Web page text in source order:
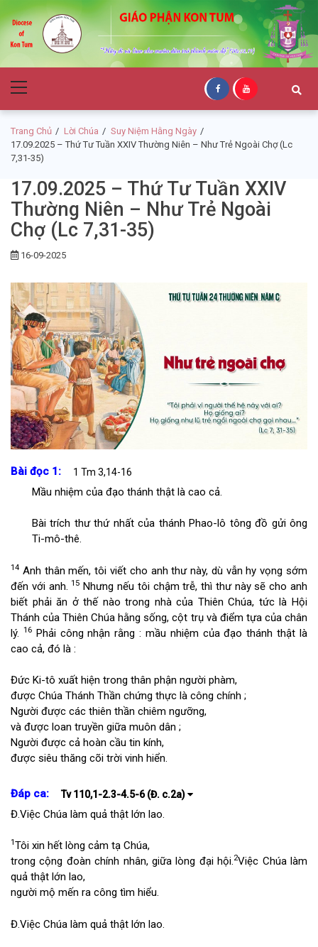
to
navigation
to
content
Giáo Phận Kon
Tum
Menu
Trang Chủ Lời Chúa
Suy Niệm Hằng Ngày
17.09.2025 – Thứ Tư Tuần XXIV Thường Niên – Như Trẻ Ngoài Chợ (Lc
7,31-35)
17.09.2025 – Thứ Tư Tuần XXIV
Thường Niên – Như Trẻ Ngoài
Chợ (Lc 7,31-35)
16-09-2025
Bài đọc 1: 1 Tm 3,14-16
Mầu nhiệm của đạo thánh thật là cao cả.
Bài trích thư thứ nhất của thánh Phao-lô tông đồ gửi ông
Ti-mô-thê.
14 Anh thân mến, tôi viết cho anh thư này, dù vẫn hy vọng sớm
đến với anh. 15 Nhưng nếu tôi chậm trễ, thì thư này sẽ cho anh
biết phải ăn ở thế nào trong nhà của Thiên Chúa, tức là Hội
Thánh của Thiên Chúa hằng sống, cột trụ và điểm tựa của chân
lý. 16Phải công nhận rằng : mầu nhiệm của đạo thánh thật là
cao cả, đó là :
Đức Ki-tô xuất hiện trong thân phận người phàm,
được Chúa Thánh Thần chứng thực là công chính ;
Người được các thiên thần chiêm ngưỡng,
và được loan truyền giữa muôn dân ;
Người được cả hoàn cầu tin kính,
được siêu thăng cõi trời vinh hiển.
Đáp ca: Tv 110,1-2.3-4.5-6 (Đ. c.2a)
Đ.Việc Chúa làm quả thật lớn lao.
1Tôi xin hết lòng cảm tạ Chúa,
trong cộng đoàn chính nhân, giữa lòng đại hội.2Việc Chúa làm
quả thật lớn lao,
người mộ mến ra công tìm hiểu.
Đ.Việc Chúa làm quả thật lớn lao.